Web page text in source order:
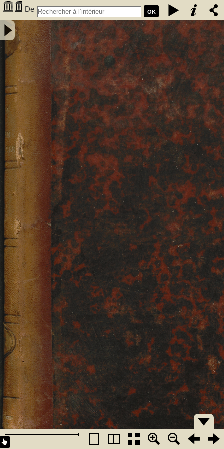
OK
De
l'examen du cadavre en médecine légale - Ibrahim Hassan, Arif
(18..-1... ; Médecin). Auteur